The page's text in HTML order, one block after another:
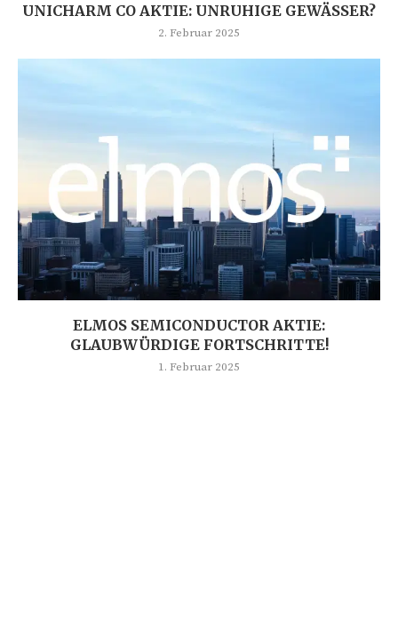
UNICHARM CO AKTIE: UNRUHIGE GEWÄSSER?
2. Februar 2025
ELMOS SEMICONDUCTOR AKTIE:
GLAUBWÜRDIGE FORTSCHRITTE!
1. Februar 2025